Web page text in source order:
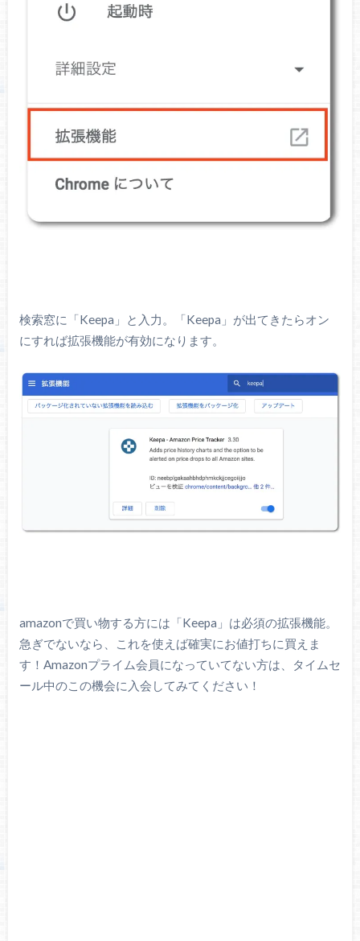
検索窓に「Keepa」と入力。「Keepa」が出てきたらオン
にすれば拡張機能が有効になります。
amazonで買い物する方には「Keepa」は必須の拡張機能。
急ぎでないなら、これを使えば確実にお値打ちに買えま
す！Amazonプライム会員になっていてない方は、タイムセ
ール中のこの機会に入会してみてください！